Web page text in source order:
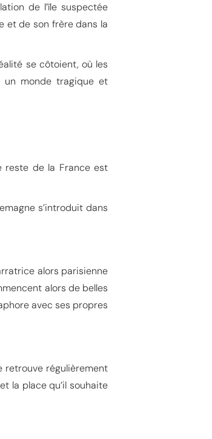
de l’île suspectée
et de son frère dans la
se côtoient, où les
un monde tragique et
reste de la France est
s’introduit dans
alors parisienne
alors de belles
avec ses propres
retrouve régulièrement
la place qu’il souhaite